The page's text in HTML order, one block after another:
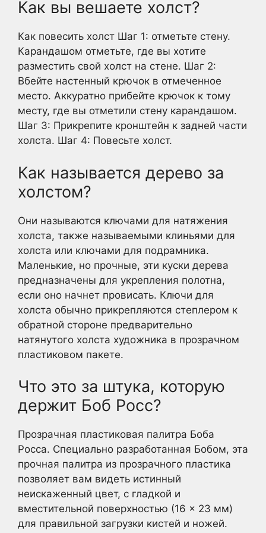
Как вы вешаете холст?
Как повесить холст Шаг 1: отметьте стену.
Карандашом отметьте, где вы хотите
разместить свой холст на стене. Шаг 2:
Вбейте настенный крючок в отмеченное
место. Аккуратно прибейте крючок к тому
месту, где вы отметили стену карандашом.
Шаг 3: Прикрепите кронштейн к задней части
холста. Шаг 4: Повесьте холст.
Как называется дерево за
холстом?
Они называются ключами для натяжения
холста, также называемыми клиньями для
холста или ключами для подрамника.
Маленькие, но прочные, эти куски дерева
предназначены для укрепления полотна,
если оно начнет провисать. Ключи для
холста обычно прикрепляются степлером к
обратной стороне предварительно
натянутого холста художника в прозрачном
пластиковом пакете.
Что это за штука, которую
держит Боб Росс?
Прозрачная пластиковая палитра Боба
Росса. Специально разработанная Бобом, эта
прочная палитра из прозрачного пластика
позволяет вам видеть истинный
неискаженный цвет, с гладкой и
вместительной поверхностью (16 × 23 мм)
для правильной загрузки кистей и ножей.